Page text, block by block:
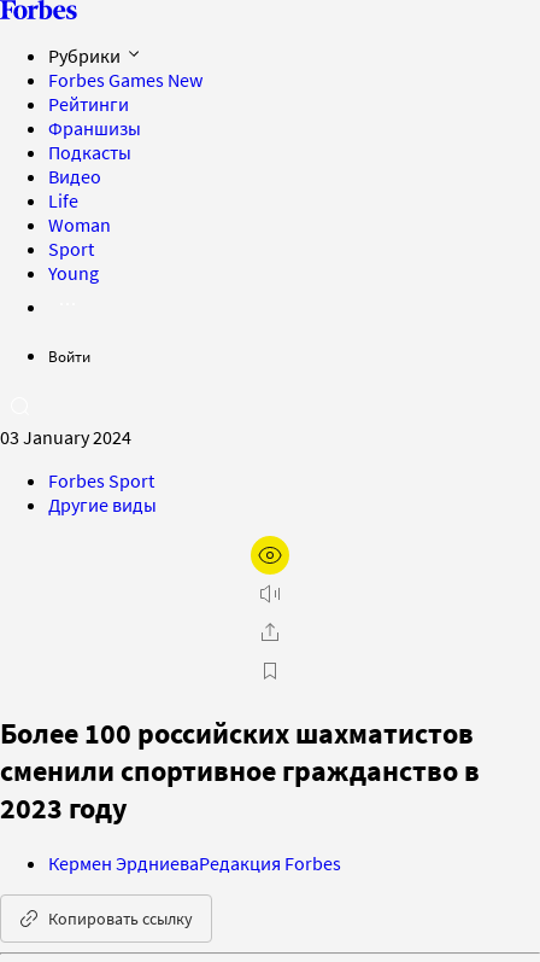
Рубрики
Forbes Games New
Рейтинги
Франшизы
Подкасты
Видео
Life
Woman
Sport
Young
Войти
03 January 2024
Forbes Sport
Другие виды
Более 100 российских шахматистов
сменили спортивное гражданство в
2023 году
Кермен ЭрдниеваРедакция Forbes
Копировать ссылку